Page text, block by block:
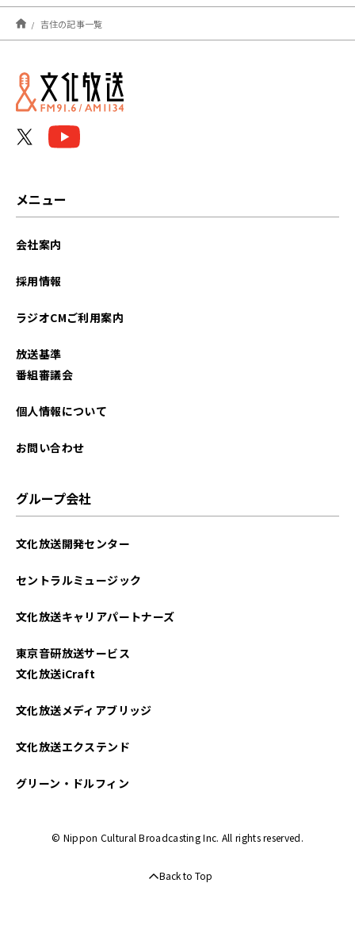
2022年03月
2021年11月
2021年10月
吉住の記事一覧
メニュー
会社案内
採用情報
ラジオCMご利用案内
放送基準
番組審議会
個人情報について
お問い合わせ
グループ会社
文化放送開発センター
セントラルミュージック
文化放送キャリアパートナーズ
東京音研放送サービス
文化放送iCraft
文化放送メディアブリッジ
文化放送エクステンド
グリーン・ドルフィン
© Nippon Cultural Broadcasting Inc. All rights reserved.
Back to Top